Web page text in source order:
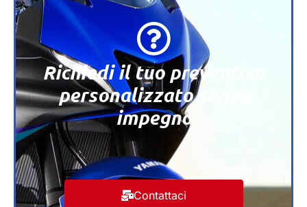
Richiedi il tuo preventivo
personalizzato senza
impegno
Contattaci